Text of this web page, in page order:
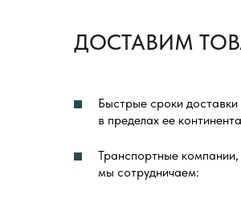
ДОСТАВИМ
Быстрые сроки
в пределах ее
Транспортные
мы сотрудничаем: